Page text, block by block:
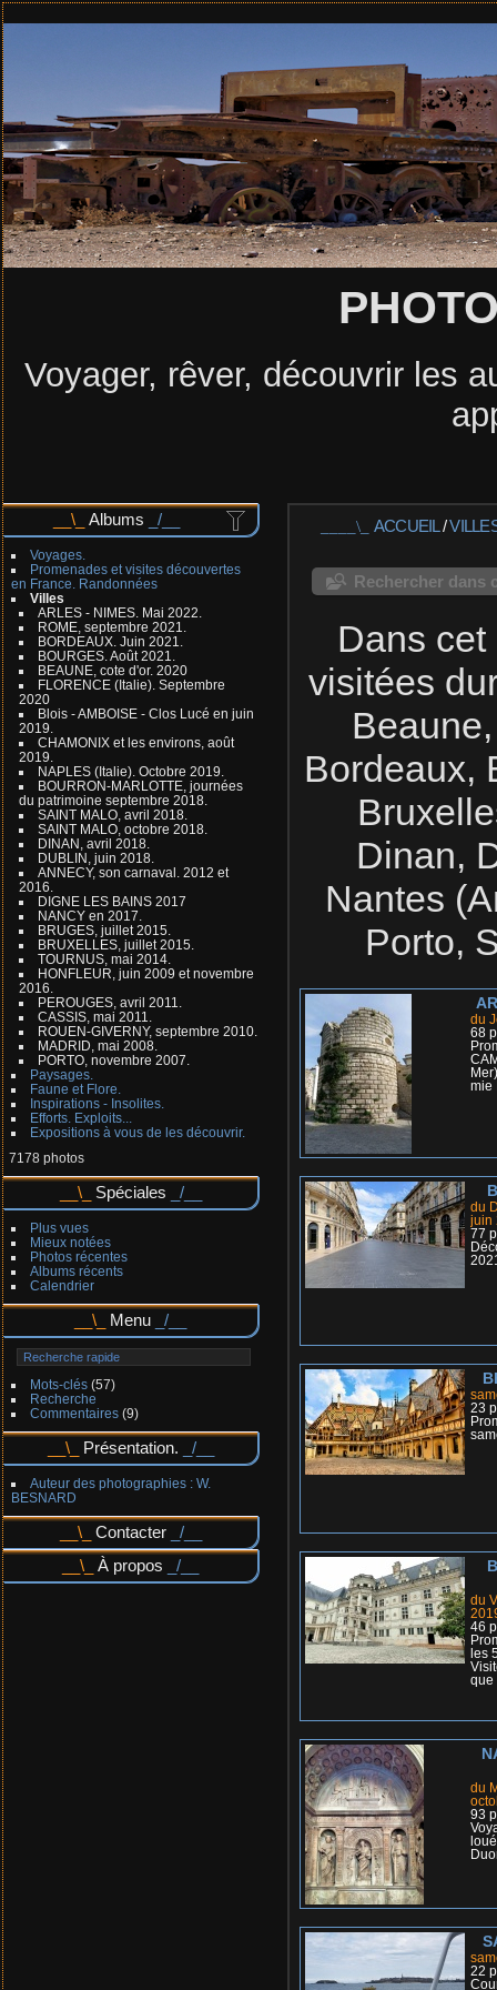
Voyager, rêver, découvrir les
Albums
Voyages.
Promenades et visites découvertes
en France. Randonnées
Villes
ARLES - NIMES. Mai 2022.
ROME, septembre 2021.
BORDEAUX. Juin 2021.
BOURGES. Août 2021.
BEAUNE, cote d'or. 2020
FLORENCE (Italie). Septembre
2020
Blois - AMBOISE - Clos Lucé en juin
2019.
CHAMONIX et les environs, août
2019.
NAPLES (Italie). Octobre 2019.
BOURRON-MARLOTTE, journées
du patrimoine septembre 2018.
SAINT MALO, avril 2018.
SAINT MALO, octobre 2018.
DINAN, avril 2018.
DUBLIN, juin 2018.
ANNECY, son carnaval. 2012 et
2016.
DIGNE LES BAINS 2017
NANCY en 2017.
BRUGES, juillet 2015.
BRUXELLES, juillet 2015.
TOURNUS, mai 2014.
HONFLEUR, juin 2009 et novembre
2016.
PEROUGES, avril 2011.
CASSIS, mai 2011.
ROUEN-GIVERNY, septembre 2010.
MADRID, mai 2008.
PORTO, novembre 2007.
Paysages.
Faune et Flore.
Inspirations - Insolites.
Efforts. Exploits...
Expositions à vous de les découvrir.
7178 photos
Spéciales
Plus vues
Mieux notées
Photos récentes
Albums récents
Calendrier
Menu
Mots-clés(57)
Recherche
Commentaires(9)
Présentation.
Auteur des photographies : W.
BESNARD
Contacter
À propos
ACCUEIL/
Rechercher dans
Dans
visitées
Bordeaux,
Dinan,
Nantes
Porto,
du
68
mie
du
juin
77
23
du
46
les
que
du
93
22